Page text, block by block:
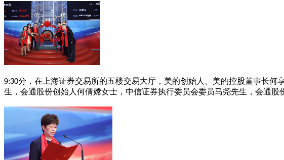
9:30分 ，在上海证券交易所的五楼交易大厅，美的创始人、美的控股董事长
生，会通股份创始人何倩嫦女士，中信证券执行委员会委员马尧先生，会通